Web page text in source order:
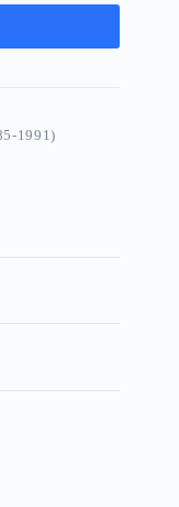
1991)